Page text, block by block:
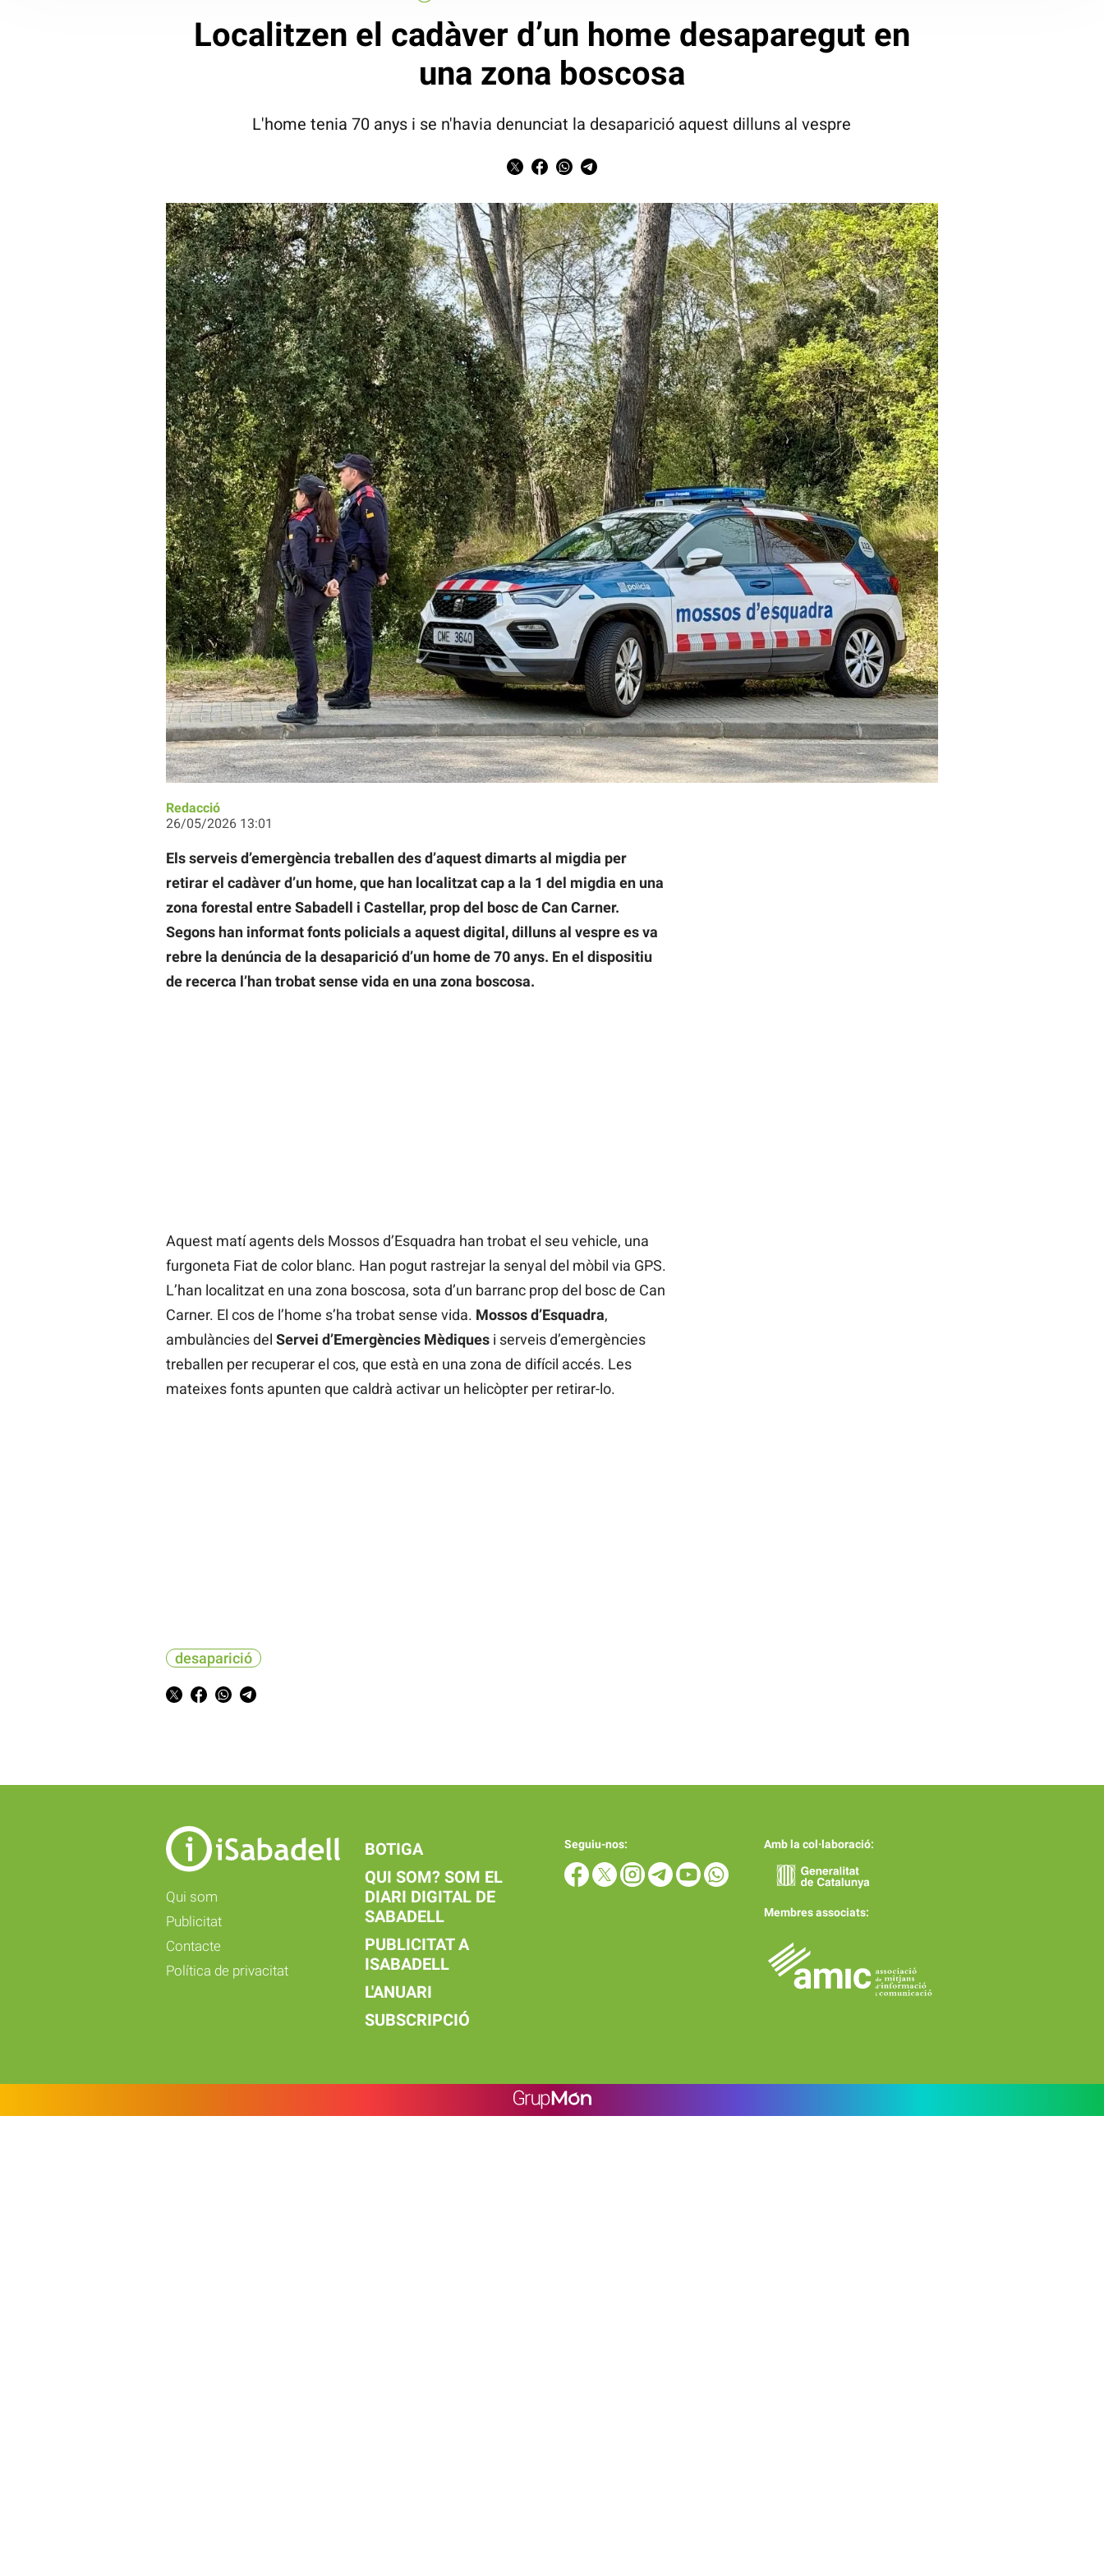
Una patrulla dels Mossos d'Esquadra. Autor: ACN.
Localitzen el cadàver d’un home desaparegut en
una zona boscosa
L'home tenia 70 anys i se n'havia denunciat la desaparició aquest dilluns al vespre
Redacció
26/05/2026 13:01
Els serveis d’emergència treballen des d’aquest dimarts al migdia per
retirar el cadàver d’un home, que han localitzat cap a la 1 del migdia en una
zona forestal entre Sabadell i Castellar, prop del bosc de Can Carner.
Segons han informat fonts policials a aquest digital, dilluns al vespre es va
rebre la denúncia de la desaparició d’un home de 70 anys. En el dispositiu
de recerca l’han trobat sense vida en una zona boscosa.
Aquest matí agents dels Mossos d’Esquadra han trobat el seu vehicle, una
furgoneta Fiat de color blanc. Han pogut rastrejar la senyal del mòbil via GPS.
L’han localitzat en una zona boscosa, sota d’un barranc prop del bosc de Can
Carner. El cos de l’home s’ha trobat sense vida. Mossos d’Esquadra,
ambulàncies del Servei d’Emergències Mèdiquesi serveis d’emergències
treballen per recuperar el cos, que està en una zona de difícil accés. Les
mateixes fonts apunten que caldrà activar un helicòpter per retirar-lo.
desaparició
Qui som
Publicitat
Contacte
Política de privacitat
BOTIGA
QUI SOM? SOM EL
DIARI DIGITAL DE
SABADELL
PUBLICITAT A
ISABADELL
L'ANUARI
SUBSCRIPCIÓ
Seguiu-nos: Amb la col·laboració:
Membres associats: